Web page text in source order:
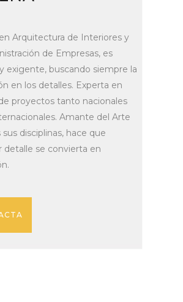
Arquitectura de Interiores y
de Empresas, es
exigente, buscando siempre la
en los detalles. Experta en
proyectos tanto nacionales
Amante del Arte
disciplinas, hace que
detalle se convierta en